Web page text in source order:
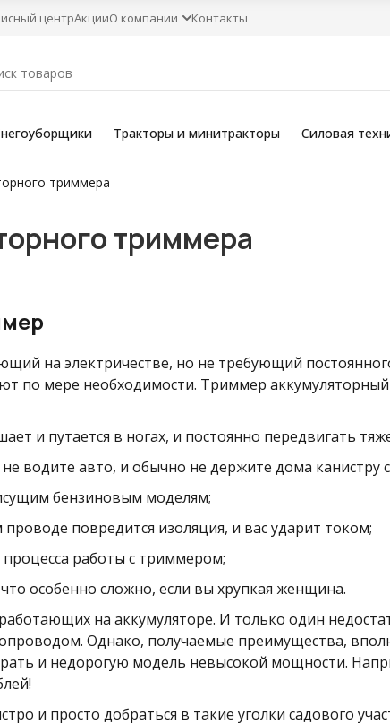
центрАкцииО компании Контакты
Тракторы и минитракторы Силовая
триммера
триммера
на электричестве, но не требующий
по мере необходимости. Триммер
и путается в ногах, и постоянно передвигать
водите авто, и обычно не держите дома канистру
бензиновым моделям;
повредится изоляция, и вас ударит током;
работы с триммером;
особенно сложно, если вы хрупкая женщина.
на аккумуляторе. И только один
Однако, получаемые преимущества,
и недорогую модель невысокой мощности.
и просто добраться в такие уголки садового